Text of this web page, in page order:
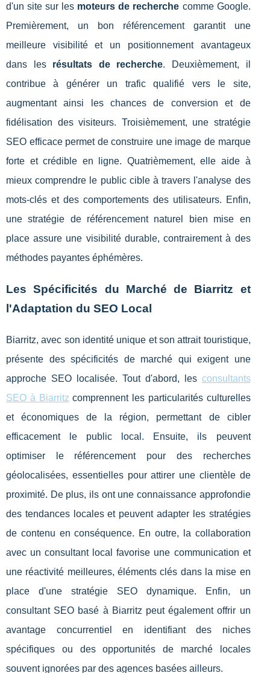
d'un site sur les moteurs de recherche comme Google.
Premièrement, un bon référencement garantit une
meilleure visibilité et un positionnement avantageux
dans les résultats de recherche. Deuxièmement, il
contribue à générer un trafic qualifié vers le site,
augmentant ainsi les chances de conversion et de
fidélisation des visiteurs. Troisièmement, une stratégie
SEO efficace permet de construire une image de marque
forte et crédible en ligne. Quatrièmement, elle aide à
mieux comprendre le public cible à travers l'analyse des
mots-clés et des comportements des utilisateurs. Enfin,
une stratégie de référencement naturel bien mise en
place assure une visibilité durable, contrairement à des
méthodes payantes éphémères.
Les Spécificités du Marché de Biarritz et
l'Adaptation du SEO Local
Biarritz, avec son identité unique et son attrait touristique,
présente des spécificités de marché qui exigent une
approche SEO localisée. Tout d'abord, les consultants
SEO à Biarritz comprennent les particularités culturelles
et économiques de la région, permettant de cibler
efficacement le public local. Ensuite, ils peuvent
optimiser le référencement pour des recherches
géolocalisées, essentielles pour attirer une clientèle de
proximité. De plus, ils ont une connaissance approfondie
des tendances locales et peuvent adapter les stratégies
de contenu en conséquence. En outre, la collaboration
avec un consultant local favorise une communication et
une réactivité meilleures, éléments clés dans la mise en
place d'une stratégie SEO dynamique. Enfin, un
consultant SEO basé à Biarritz peut également offrir un
avantage concurrentiel en identifiant des niches
spécifiques ou des opportunités de marché locales
souvent ignorées par des agences basées ailleurs.